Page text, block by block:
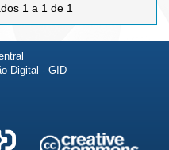
1 a 1 de 1
Digital - GID